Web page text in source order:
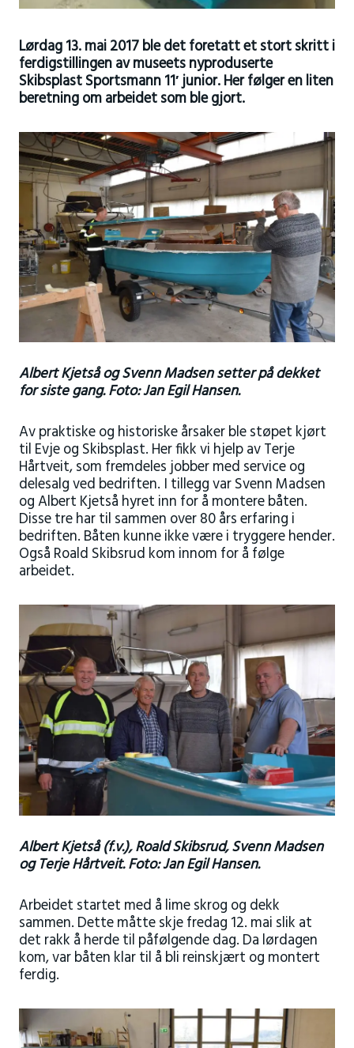
Lørdag 13. mai 2017 ble det foretatt et stort skritt i
ferdigstillingen av museets nyproduserte
Skibsplast Sportsmann 11′ junior. Her følger en liten
beretning om arbeidet som ble gjort.
Albert Kjetså og Svenn Madsen setter på dekket
for siste gang. Foto: Jan Egil Hansen.
Av praktiske og historiske årsaker ble støpet kjørt
til Evje og Skibsplast. Her fikk vi hjelp av Terje
Hårtveit, som fremdeles jobber med service og
delesalg ved bedriften. I tillegg var Svenn Madsen
og Albert Kjetså hyret inn for å montere båten.
Disse tre har til sammen over 80 års erfaring i
bedriften. Båten kunne ikke være i tryggere hender.
Også Roald Skibsrud kom innom for å følge
arbeidet.
Albert Kjetså (f.v.), Roald Skibsrud, Svenn Madsen
og Terje Hårtveit. Foto: Jan Egil Hansen.
Arbeidet startet med å lime skrog og dekk
sammen. Dette måtte skje fredag 12. mai slik at
det rakk å herde til påfølgende dag. Da lørdagen
kom, var båten klar til å bli reinskjært og montert
ferdig.